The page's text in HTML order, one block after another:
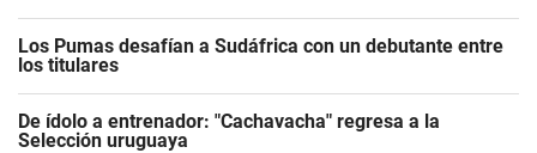
Los Pumas desafían a Sudáfrica con un debutante entre
los titulares
De ídolo a entrenador: "Cachavacha" regresa a la
Selección uruguaya